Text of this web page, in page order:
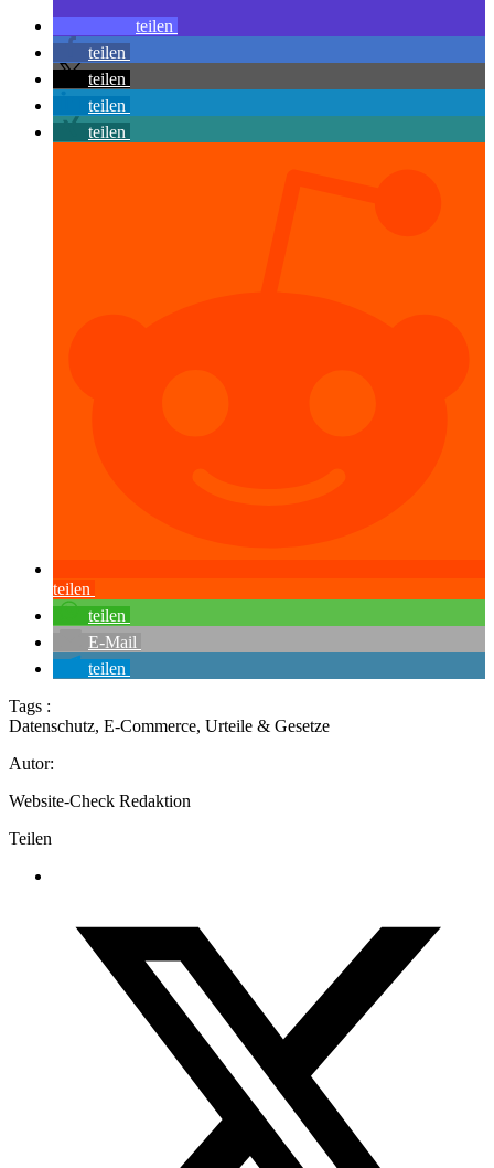
teilen
teilen
teilen
teilen
teilen
teilen
teilen
E-Mail
teilen
Tags :
Datenschutz, E-Commerce, Urteile & Gesetze
Autor:
Website-Check Redaktion
Teilen